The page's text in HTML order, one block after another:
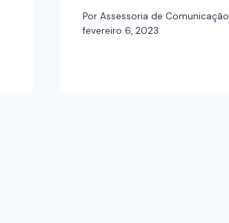
Por Assessoria de Comunicação
fevereiro 6, 2023